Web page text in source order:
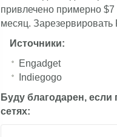
привлечено примерно $7
месяц.
Источники:
Engadget
Indiegogo
Буду благодарен, если
сетях: